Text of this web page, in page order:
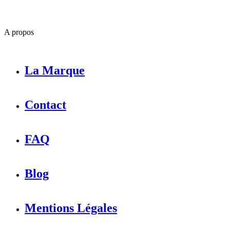
A propos
La Marque
Contact
FAQ
Blog
Mentions Légales